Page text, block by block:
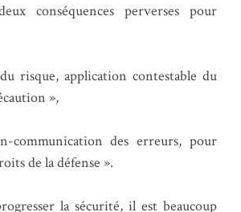
conséquences perverses pour
application contestable du
»,
des erreurs, pour
de la défense ».
la sécurité, il est beaucoup